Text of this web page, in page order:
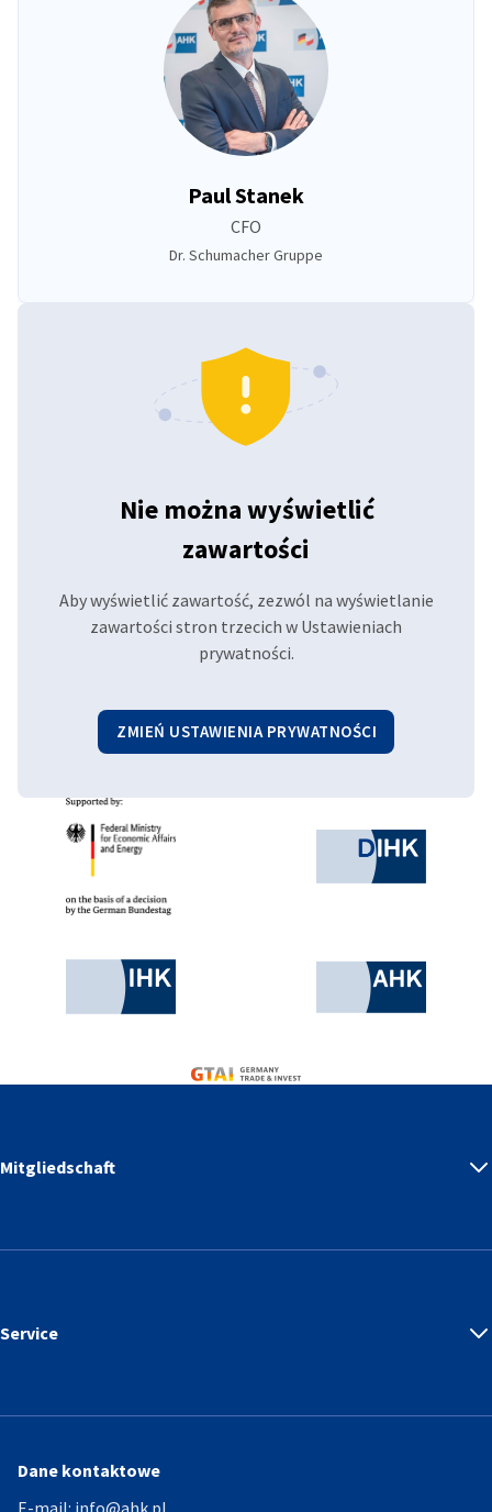
Paul Stanek
CFO
Dr. Schumacher Gruppe
Nie można wyświetlić
zawartości
Aby wyświetlić zawartość, zezwól na wyświetlanie
zawartości stron trzecich w Ustawieniach
prywatności.
ZMIEŃ USTAWIENIA PRYWATNOŚCI
Partnerzy
Chamber of Commerce and Industry
Germany Trade & Invest
Mitgliedschaft
Service
Dane kontaktowe